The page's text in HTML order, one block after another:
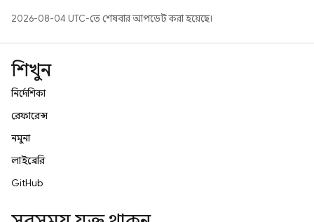
2026-08-04 UTC-তে শেষবার আপডেট করা হয়েছে।
শিখুন
নির্দেশিকা
রেফারেন্স
নমুনা
লাইব্রেরি
GitHub